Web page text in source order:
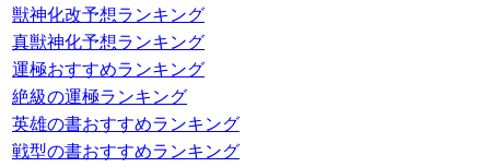
獣神化改予想ランキング
真獣神化予想ランキング
運極おすすめランキング
絶級の運極ランキング
英雄の書おすすめランキング
戦型の書おすすめランキング